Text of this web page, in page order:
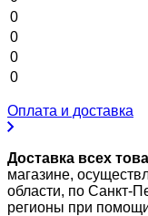
0
0
0
0
Оплата и доставка
Доставка всех
магазине,
области, по Санкт-
регионы при